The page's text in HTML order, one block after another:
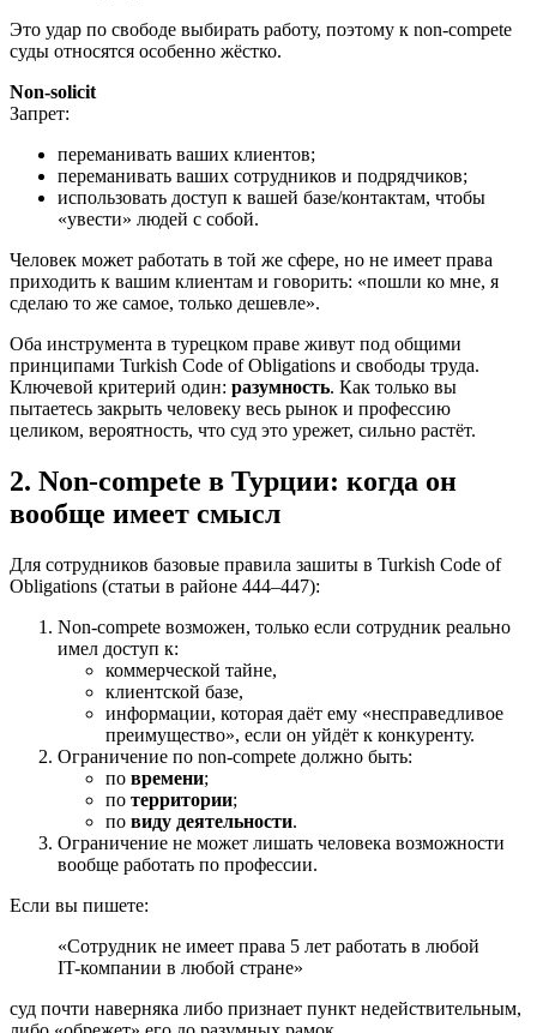
Это удар по свободе выбирать работу, поэтому к non-compete
суды относятся особенно жёстко.
Non-solicit
Запрет:
переманивать ваших клиентов;
переманивать ваших сотрудников и подрядчиков;
использовать доступ к вашей базе/контактам, чтобы
«увести» людей с собой.
Человек может работать в той же сфере, но не имеет права
приходить к вашим клиентам и говорить: «пошли ко мне, я
сделаю то же самое, только дешевле».
Оба инструмента в турецком праве живут под общими
принципами Turkish Code of Obligations и свободы труда.
Ключевой критерий один: разумность. Как только вы
пытаетесь закрыть человеку весь рынок и профессию
целиком, вероятность, что суд это урежет, сильно растёт.
2. Non-compete в Турции: когда он
вообще имеет смысл
Для сотрудников базовые правила зашиты в Turkish Code of
Obligations (статьи в районе 444–447):
Non-compete возможен, только если сотрудник реально
имел доступ к:
коммерческой тайне,
клиентской базе,
информации, которая даёт ему «несправедливое
преимущество», если он уйдёт к конкуренту.
Ограничение по non-compete должно быть:
по времени;
по территории;
по виду деятельности.
Ограничение не может лишать человека возможности
вообще работать по профессии.
Если вы пишете:
«Сотрудник не имеет права 5 лет работать в любой
IT-компании в любой стране»
суд почти наверняка либо признает пункт недействительным,